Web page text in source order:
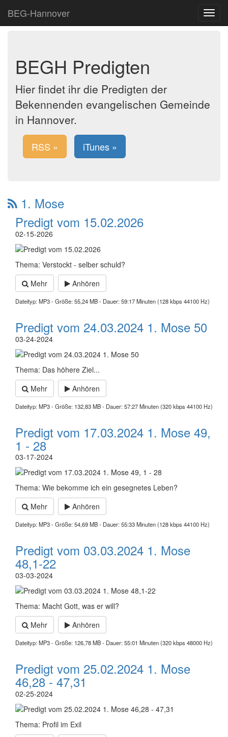
BEG-Hannover
Toggle
BEGH Predigten
Hier findet ihr die Predigten der
Bekennenden evangelischen Gemeinde
in Hannover.
RSS » iTunes »
1. Mose
Predigt vom 15.02.2026
02-15-2026
Thema: Verstockt - selber schuld?
Mehr
Anhören
Dateityp: MP3 - Größe: 55,24 MB - Dauer: 59:17 Minuten (128 kbps 44100 Hz)
Predigt vom 24.03.2024 1. Mose 50
03-24-2024
Thema: Das höhere Ziel...
Mehr
Anhören
Dateityp: MP3 - Größe: 132,83 MB - Dauer: 57:27 Minuten (320 kbps 44100 Hz)
Predigt vom 17.03.2024 1. Mose 49,
1 - 28
03-17-2024
Thema: Wie bekomme ich ein gesegnetes Leben?
Mehr
Anhören
Dateityp: MP3 - Größe: 54,69 MB - Dauer: 55:33 Minuten (128 kbps 44100 Hz)
Predigt vom 03.03.2024 1. Mose
48,1-22
03-03-2024
Thema: Macht Gott, was er will?
Mehr
Anhören
Dateityp: MP3 - Größe: 126,78 MB - Dauer: 55:01 Minuten (320 kbps 48000 Hz)
Predigt vom 25.02.2024 1. Mose
46,28 - 47,31
02-25-2024
Thema: Profil im Exil